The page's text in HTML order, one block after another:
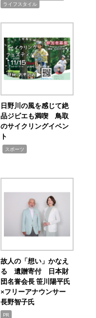
ライフスタイル
日野川の風を感じて絶
品ジビエも満喫 鳥取
のサイクリングイベン
ト
スポーツ
故人の「想い」かなえ
る 遺贈寄付 日本財
団名誉会長 笹川陽平氏
×フリーアナウンサー
長野智子氏
PR